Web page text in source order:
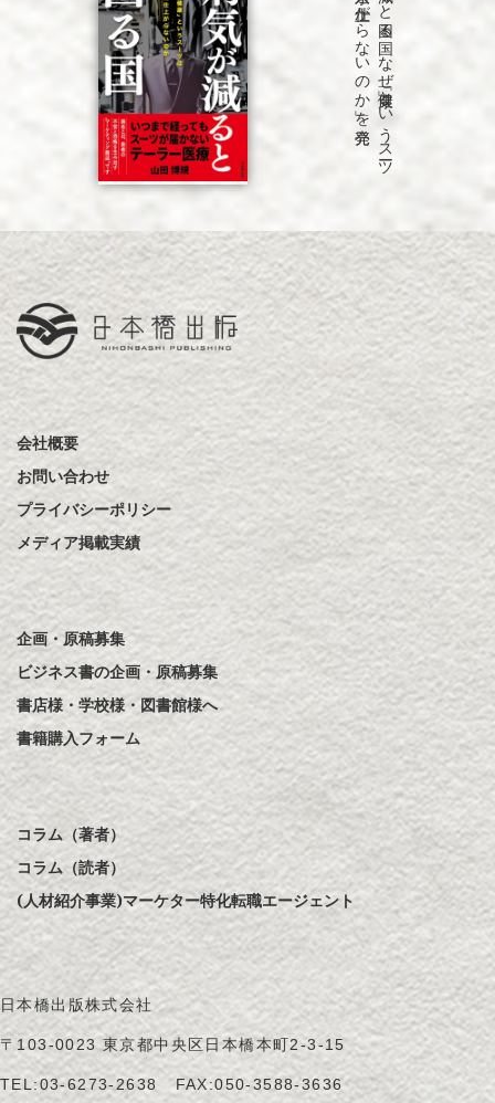
「病気が
減る
と
困る
国
な
ぜ
「健康」と
い
う
ス
ーツ
は
永遠に
仕上が
ら
な
い
の
か
」を
発売
会社概要
お問い合わせ
プライバシーポリシー
メディア掲載実績
企画・原稿募集
ビジネス書の企画・原稿募集
書店様・学校様・図書館様へ
書籍購入フォーム
コラム（著者）
コラム（読者）
(人材紹介事業)マーケター特化転職エージェント
日本橋出版株式会社
〒103-0023 東京都中央区日本橋本町2-3-15
TEL:03-6273-2638 FAX:050-3588-3636